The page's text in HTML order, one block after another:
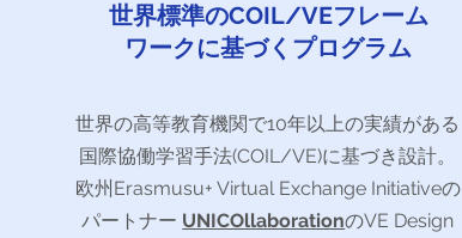
世界標準のCOIL/VEフレーム
ワークに基づくプログラム
世界の高等教育機関で10年以上の実績がある
国際協働学習手法(COIL/VE)に基づき設計。
欧州Erasmusu+ Virtual Exchange Initiativeの
パートナー UNICOllaborationのVE Design